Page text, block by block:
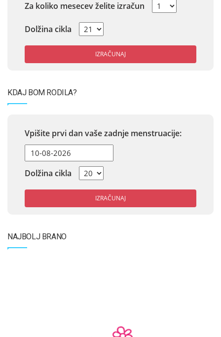
Za koliko mesecev želite izračun
Dolžina cikla
IZRAČUNAJ
KDAJ BOM RODILA?
Vpišite prvi dan vaše zadnje menstruacije:
Dolžina cikla
IZRAČUNAJ
NAJBOLJ BRANO